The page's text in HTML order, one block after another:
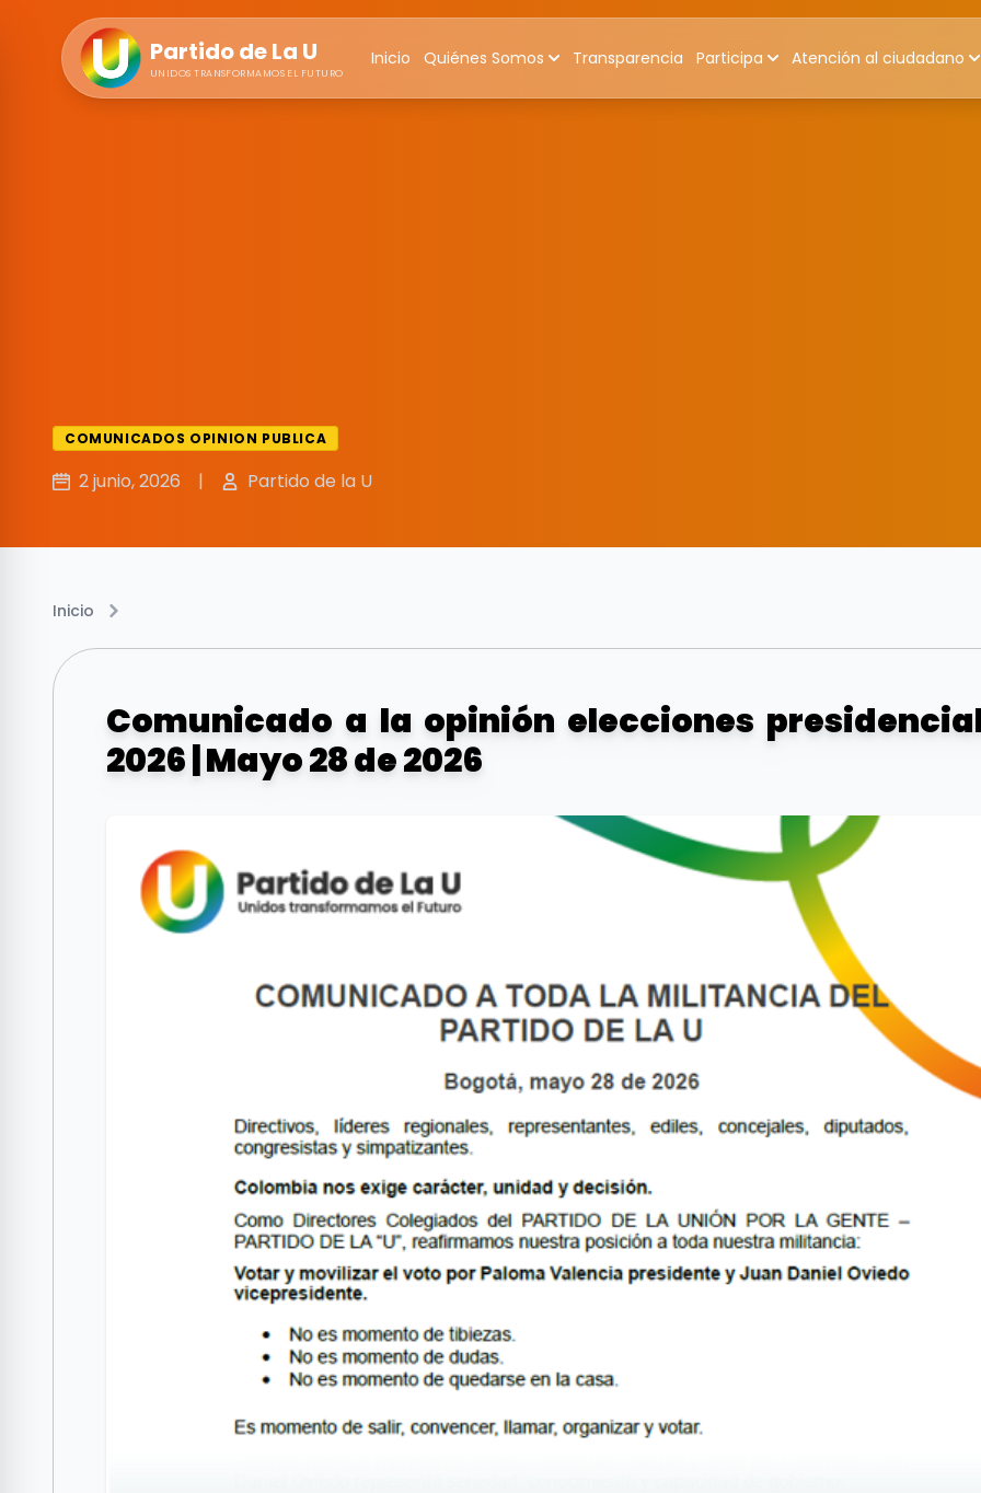
Partido de La U
UNIDOS TRANSFORMAMOS EL FUTURO
Inicio Quiénes Somos Transparencia Participa Atención al ciudadano
COMUNICADOS OPINION PUBLICA
2 junio, 2026 | Partido de la U
Inicio
Comunicado a la opinión elecciones
2026 | Mayo 28 de 2026